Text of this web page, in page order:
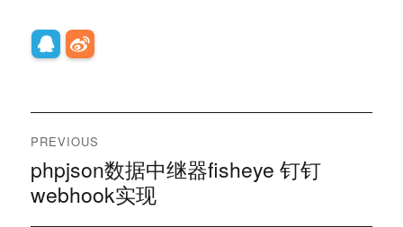
文
章
导
PREVIOUS
Previous
post:
phpjson数据中继器fisheye 钉钉
webhook实现